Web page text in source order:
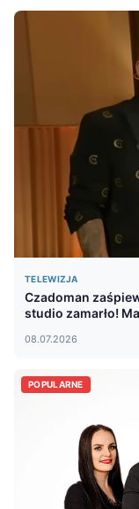
TELEWIZJA
Czadoman
studio zamarło!
08.07.2026
POPULARNE